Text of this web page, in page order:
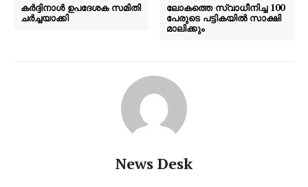
കർദ്ദിനാൾ ഉപദേശക സമിതി
ചർച്ചയാക്കി
ലോകത്തെ സ്വാധീനിച്ച 100
പേരുടെ പട്ടികയിൽ സാക്ഷി
മാലിക്കും
News Desk